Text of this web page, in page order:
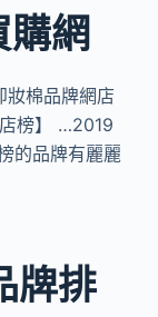
網
棉品牌網店
榜】 …2019
的品牌有麗麗
牌排